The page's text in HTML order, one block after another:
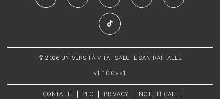
© 2026 UNIVERSITÀ VITA - SALUTE SAN RAFFAELE
v1.10.0.as1
CONTATTI PEC PRIVACY NOTE LEGALI